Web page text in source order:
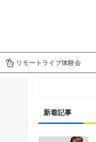
リモートライブ体験会
新着記事